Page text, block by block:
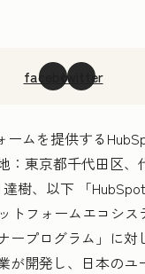
facebooktwitter
ームを提供する
：東京都千代田区、
樹、以下 「
トフォームエコシス
ープログラム」に対
が開発し、日本のユ